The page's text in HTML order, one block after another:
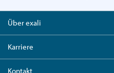
Über exali
Karriere
Kontakt